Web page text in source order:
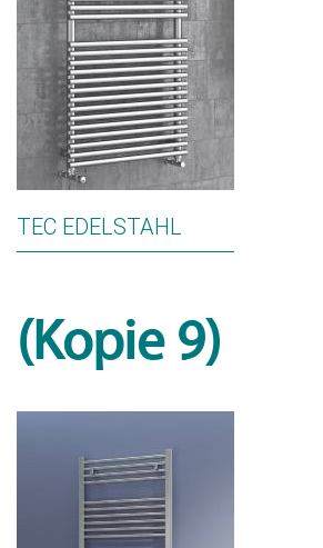
TEC EDELSTAHL
(Kopie 9)